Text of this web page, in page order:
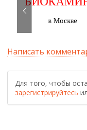
в Москве
Написать
Для того, чтобы
зарегистрируйтесь